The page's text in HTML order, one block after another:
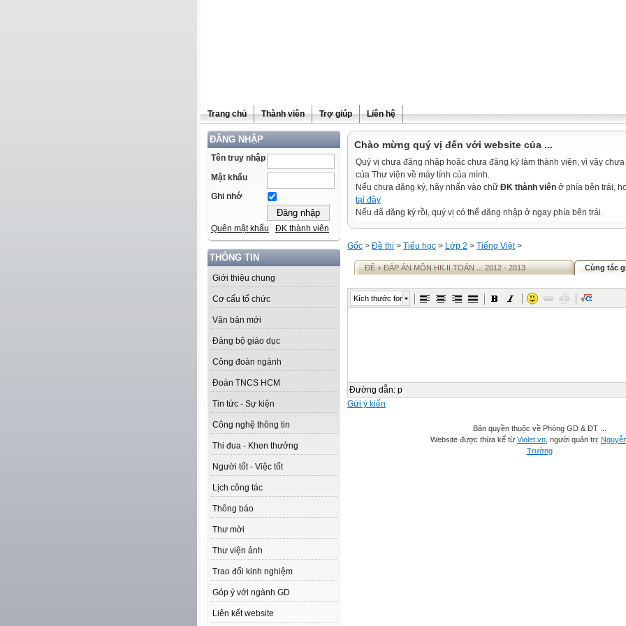
Trang chủ Thành viên Trợ giúp Liên hệ
ĐĂNG NHẬP
Tên truy nhập
Mật khẩu
Ghi nhớ
Quên mật khẩu ĐK thành viên
THÔNG TIN
Giới thiệu chung
Cơ cấu tổ chức
Văn bản mới
Đảng bộ giáo dục
Công đoàn ngành
Đoàn TNCS HCM
Tin tức - Sự kiện
Công nghệ thông tin
Thi đua - Khen thưởng
Người tốt - Việc tốt
Lịch công tác
Thông báo
Thư mời
Thư viện ảnh
Trao đổi kinh nghiệm
Góp ý với ngành GD
Liên kết website
Chào mừng quý vị đến với website của ...
Quý vị chưa đăng nhập hoặc chưa đăng ký làm thành viên, vì vậy
của Thư viện về máy tính của mình.
Nếu chưa đăng ký, hãy nhấn vào chữ ĐK thành viên ở phía bên trái,
tại đây
Nếu đã đăng ký rồi, quý vị có thể đăng nhập ở ngay phía bên trái.
Gốc > Đề thi > Tiểu học > Lớp 2 > Tiếng Việt>
ĐỀ + ĐÁP ÁN MÔN HK II TOÁN ... 2012 - 2013 Cùng tác
Kích thước font
Đường dẫn: p
Gửi ý kiến
Bản quyền thuộc về Phòng GD & ĐT ...
Website được thừa kế từ Violet.vn , người quản trị:
Trường